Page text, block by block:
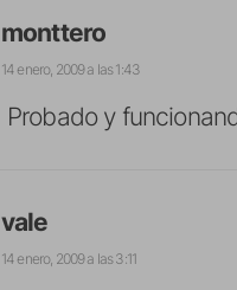
monttero
14 enero, 2009 a las 1:43
Probado y
vale
14 enero, 2009 a las 3:11